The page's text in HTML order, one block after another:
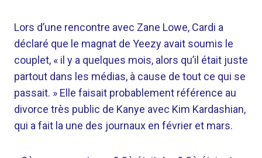
Lors d’une rencontre avec Zane Lowe, Cardi a
déclaré que le magnat de Yeezy avait soumis le
couplet, « il y a quelques mois, alors qu’il était juste
partout dans les médias, à cause de tout ce qui se
passait. » Elle faisait probablement référence au
divorce très public de Kanye avec Kim Kardashian,
qui a fait la une des journaux en février et mars.